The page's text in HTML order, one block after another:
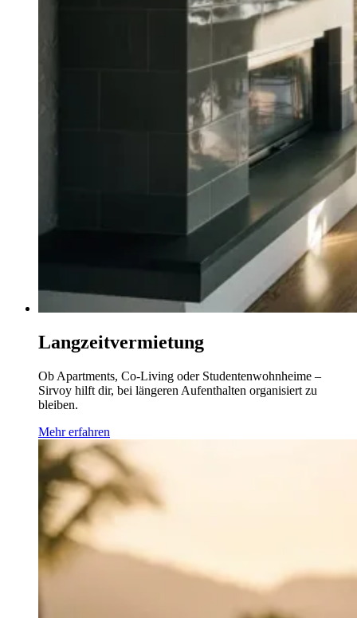
Langzeitvermietung
Ob Apartments, Co-Living oder Studentenwohnheime –
Sirvoy hilft dir, bei längeren Aufenthalten organisiert zu
bleiben.
Mehr erfahren